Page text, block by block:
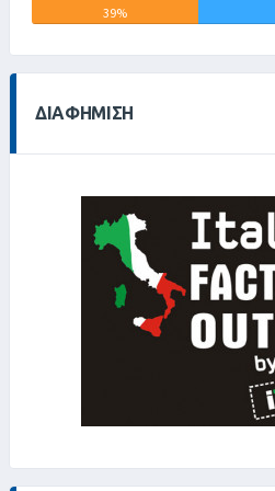
39%
ΔΙΑΦΉΜΙΣΗ